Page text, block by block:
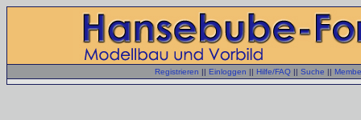
Registrieren || Einloggen || Hilfe/FAQ || Suche ||